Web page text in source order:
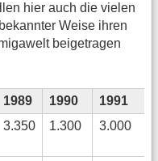
hier auch die vielen
Weise ihren
beigetragen
1989 1990 1991
3.350 1.300 3.000